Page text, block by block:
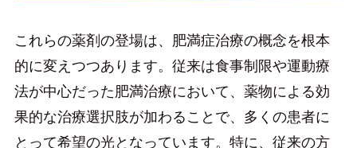
これらの薬剤の登場は、肥満症治療の概念を根本
的に変えつつあります。従来は食事制限や運動療
法が中心だった肥満治療において、薬物による効
果的な治療選択肢が加わることで、多くの患者に
とって希望の光となっています。特に、従来の方